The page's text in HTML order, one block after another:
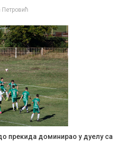
Петровић
прекида доминирао у дуелу са